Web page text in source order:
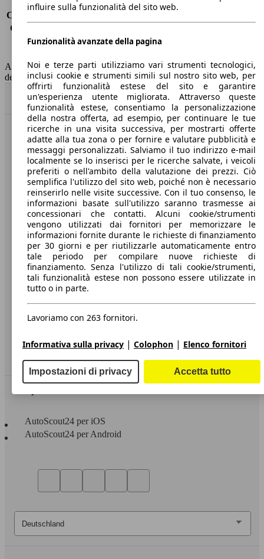
Consumo (urbano)
4.6 l/100km
Consumo (extra-urbano)
Consumo (combinato)*
Classe di emissione
Euro 6
AutoScout24 non si assume alcuna responsabilità per la correttezza
dei dati.
Torna su
Benvenuti su AutoScout24, il mercato auto europeo.
Società
A proposito di AutoScout24
Stampa
Media
Condizioni generali
Informazioni
Dichiarazione di Accessibilità
Servizi
Area rivenditori
AutoScout24 per iOS
AutoScout24 per Android
influire sulla funzionalità del sito web.
Funzionalità avanzate della pagina
Noi e terze parti utilizziamo vari strumenti tecnologici,
inclusi cookie e strumenti simili sul nostro sito web, per
offrirti funzionalità estese del sito e garantire
un'esperienza utente migliorata. Attraverso queste
funzionalità estese, consentiamo la personalizzazione
della nostra offerta, ad esempio, per continuare le tue
ricerche in una visita successiva, per mostrarti offerte
adatte alla tua zona o per fornire e valutare pubblicità e
messaggi personalizzati. Salviamo il tuo indirizzo e-mail
localmente se lo inserisci per le ricerche salvate, i veicoli
preferiti o nell'ambito della valutazione dei prezzi. Ciò
semplifica l'utilizzo del sito web, poiché non è necessario
reinserirlo nelle visite successive. Con il tuo consenso, le
informazioni basate sull'utilizzo saranno trasmesse ai
concessionari che contatti. Alcuni cookie/strumenti
vengono utilizzati dai fornitori per memorizzare le
informazioni fornite durante le richieste di finanziamento
per 30 giorni e per riutilizzarle automaticamente entro
tale periodo per compilare nuove richieste di
finanziamento. Senza l'utilizzo di tali cookie/strumenti,
tali funzionalità estese non possono essere utilizzate in
tutto o in parte.
Lavoriamo con 263 fornitori.
Informativa sulla privacy | Colophon | Elenco fornitori
Impostazioni di privacy Accetta tutto